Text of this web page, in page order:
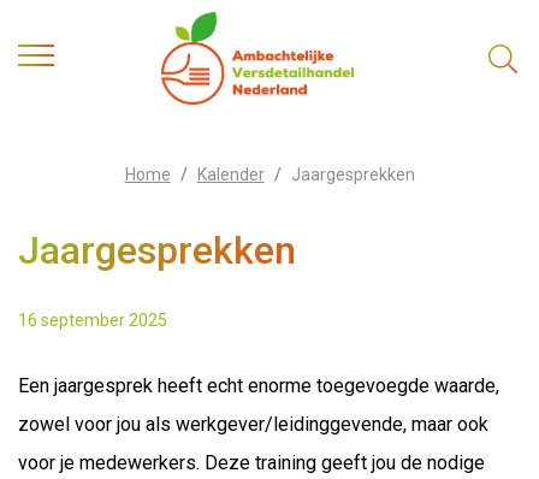
Home Kalender Jaargesprekken
Jaargesprekken
16 september 2025
Een jaargesprek heeft echt enorme toegevoegde waarde,
zowel voor jou als werkgever/leidinggevende, maar ook
voor je medewerkers. Deze training geeft jou de nodige